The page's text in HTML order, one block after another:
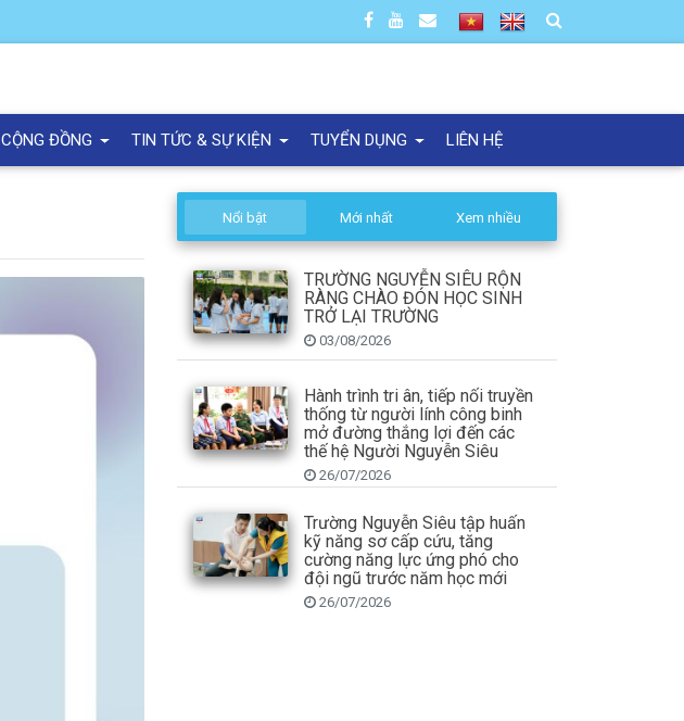
CỘNG ĐỒNG TIN TỨC & SỰ KIỆN TUYỂN DỤNG LIÊN HỆ
Nổi bật Mới nhất Xem nhiều
TRƯỜNG NGUYỄN SIÊU RỘN
RÀNG CHÀO ĐÓN HỌC SINH
TRỞ LẠI TRƯỜNG
03/08/2026
Hành trình tri ân, tiếp nối truyền
thống từ người lính công binh
mở đường thắng lợi đến các
thế hệ Người Nguyễn Siêu
26/07/2026
Trường Nguyễn Siêu tập huấn
kỹ năng sơ cấp cứu, tăng
cường năng lực ứng phó cho
đội ngũ trước năm học mới
26/07/2026